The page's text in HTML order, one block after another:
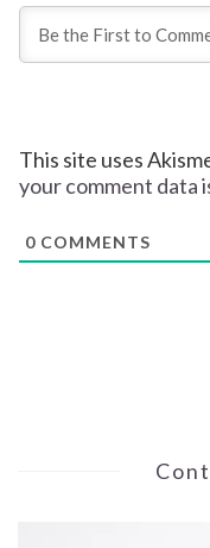
This site uses
your comment data
0 COMMENTS